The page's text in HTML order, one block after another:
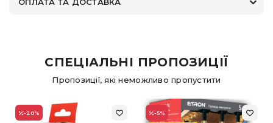
СПЕЦІАЛЬНІ ПРОПОЗИЦІЇ
Пропозиції, які неможливо пропустити
-20% -5%